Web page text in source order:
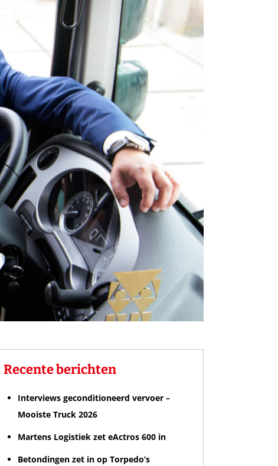
Recente berichten
Interviews geconditioneerd vervoer –
Mooiste Truck 2026
Martens Logistiek zet eActros 600 in
Betondingen zet in op Torpedo’s